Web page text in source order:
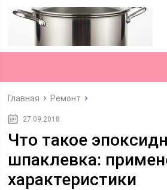
Главная Ремонт
27.09.2018
Что такое
шпаклевка:
характеристики